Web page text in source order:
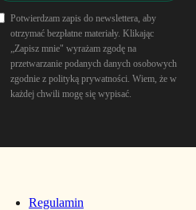
Potwierdzam zapis do newslettera, aby
otrzymać bezpłatne materiały. Klikając
„Zapisz mnie" wyrażam zgodę na
przetwarzanie podanych danych osobowych
zgodnie z polityką prywatności. Wiem, że w
każdej chwili mogę się wypisać.
Regulamin